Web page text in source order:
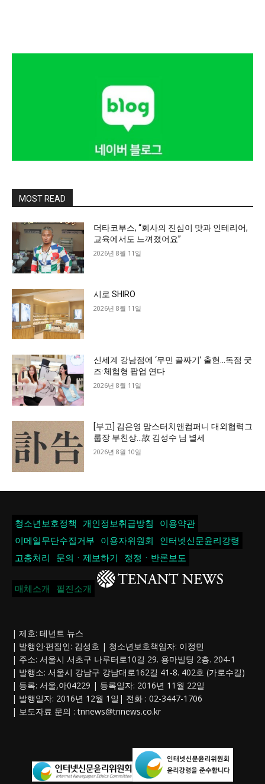
MOST READ
더타코부스, “회사의 진심이 맛과 인테리어,
교육에서도 느껴졌어요”
2026년 8월 11일
시로 SHIRO
2026년 8월 11일
신세계 강남점에 ‘무민 골짜기’ 출현…독점 굿
즈·체험형 팝업 연다
2026년 8월 11일
[부고] 김은영 맘스터치앤컴퍼니 대외협력그
룹장 부친상…故 김성수 님 별세
2026년 8월 10일
청소년보호정책 개인정보취급방침
이용약관
이메일무단수집거부
이용자위원회
인터넷신문윤리강령
고충처리
문의ㆍ제보하기 정정ㆍ반론보도
매체소개 필진소개
| 제호: 테넌트 뉴스
| 발행인·편집인: 김성호 | 청소년보호책임자: 이정민
| 주소: 서울시 서초구 나루터로10길 29. 용마빌딩 2층. 204-1
| 발행소: 서울시 강남구 강남대로162길 41-8. 402호 (가로수길)
| 등록: 서울,아04229 | 등록일자: 2016년 11월 22일
| 발행일자: 2016년 12월 1일| 전화 : 02-3447-1706
| 보도자료 문의 :tnnews@tnnews.co.kr